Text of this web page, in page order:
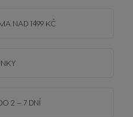
NAD 1499 KČ
2 – 7 DNÍ